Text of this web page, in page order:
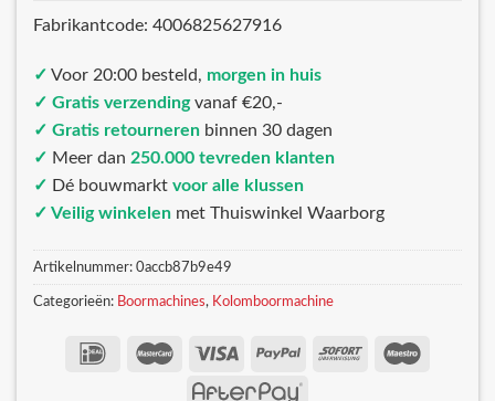
Fabrikantcode: 4006825627916
✓ Voor 20:00 besteld, morgen in huis
✓ Gratis verzendingvanaf €20,-
✓ Gratis retourneren binnen 30 dagen
✓ Meer dan 250.000 tevreden klanten
✓ Dé bouwmarkt voor alle klussen
✓ Veilig winkelen met Thuiswinkel Waarborg
Artikelnummer: 0accb87b9e49
Categorieën: Boormachines, Kolomboormachine